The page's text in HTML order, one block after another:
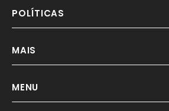
POLÍTICAS
MAIS
MENU